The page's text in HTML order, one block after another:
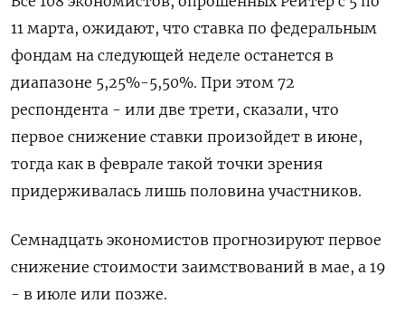
11 марта, ожидают, что ставка по федеральным
фондам на следующей неделе останется в
диапазоне 5,25%-5,50%. При этом 72
респондента - или две трети, сказали, что
первое снижение ставки произойдет в июне,
тогда как в феврале такой точки зрения
придерживалась лишь половина участников.
Семнадцать экономистов прогнозируют первое
снижение стоимости заимствований в мае, а 19
- в июле или позже.